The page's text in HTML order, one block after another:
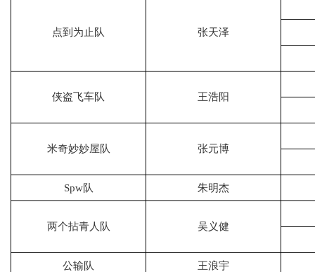
点到为止队 张天泽
侠盗飞车队 王浩阳
米奇妙妙屋队 张元博
Spw队 朱明杰
两个拈青人队 吴义健
公输队 王浪宇